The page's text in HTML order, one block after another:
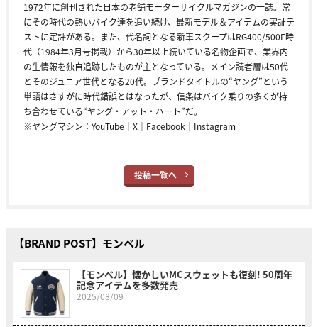
1972年に創刊された日本の老舗モーターサイクルマガジンの一誌。常
にその時代の熱いバイク達を追い続け、最新モデル＆アイテムの実証テ
ストに定評がある。また、代名詞となる新車スクープはRG400/500Γ時
代（1984年3月号掲載）から30年以上続いている名物企画で、業界内
の生情報を独自追跡したものが主となっている。メイン読者層は50代
とそのジュニア世代となる20代。ブランドタイトルの“ヤング”という
単語はさすがに時代錯誤とはなったが、信条はバイク乗りの多くが持
ち合わせている“ヤング・アット・ハート”だ。
※ヤングマシン： YouTube ｜ X ｜ Facebook ｜ Instagram
投稿一覧へ
【BRAND POST】モンベル
【モンベル】懐かしいMCスウェットも復刻! 50周年
記念アイテムを多数発売
2025/08/09